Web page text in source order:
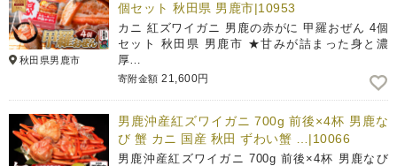
秋田県男鹿市
個セット 秋田県 男鹿市|10953
カニ 紅ズワイガニ 男鹿の赤がに 甲羅おぜん 4個
セット 秋田県 男鹿市 ★甘みが詰まった身と濃
厚…
寄附金額 21,600円
男鹿沖産紅ズワイガニ 700g 前後×4杯 男鹿な
び 蟹 カニ 国産 秋田 ずわい蟹 …|10066
男鹿沖産紅ズワイガニ 700g 前後×4杯 男鹿なび